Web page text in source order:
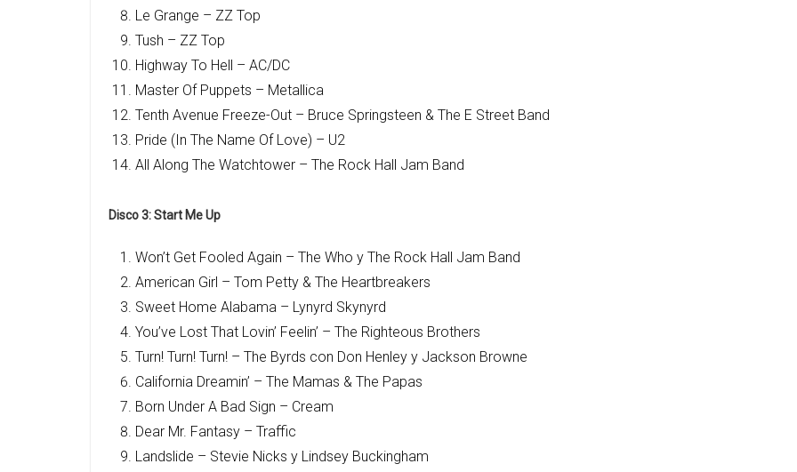
Le Grange – ZZ Top
Tush – ZZ Top
Highway To Hell – AC/DC
Master Of Puppets – Metallica
Tenth Avenue Freeze-Out – Bruce Springsteen & The E Street Band
Pride (In The Name Of Love) – U2
All Along The Watchtower – The Rock Hall Jam Band
Disco 3: Start Me Up
Won’t Get Fooled Again – The Who y The Rock Hall Jam Band
American Girl – Tom Petty & The Heartbreakers
Sweet Home Alabama – Lynyrd Skynyrd
You’ve Lost That Lovin’ Feelin’ – The Righteous Brothers
Turn! Turn! Turn! – The Byrds con Don Henley y Jackson Browne
California Dreamin’ – The Mamas & The Papas
Born Under A Bad Sign – Cream
Dear Mr. Fantasy – Traffic
Landslide – Stevie Nicks y Lindsey Buckingham